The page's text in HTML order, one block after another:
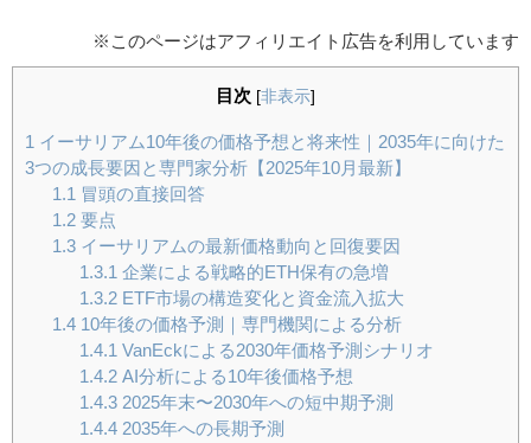
※このページはアフィリエイト広告を利用しています
目次 [非表示]
1 イーサリアム10年後の価格予想と将来性｜2035年に向けた
3つの成長要因と専門家分析【2025年10月最新】
1.1
冒頭の直接回答
1.2要点
1.3イーサリアムの最新価格動向と回復要因
1.3.1 企業による戦略的ETH保有の急増
1.3.2ETF市場の構造変化と資金流入拡大
1.410年後の価格予測｜専門機関による分析
1.4.1 VanEckによる2030年価格予測シナリオ
1.4.2AI分析による10年後価格予想
1.4.32025年末〜2030年への短中期予測
1.4.42035年への長期予測